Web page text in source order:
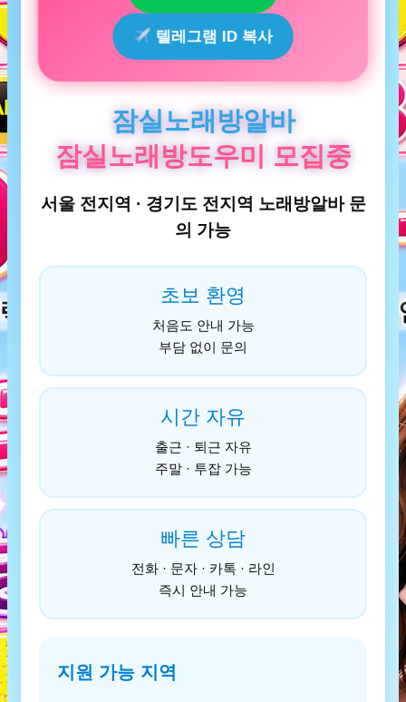
텔레그램 ID 복사
잠실노래방알바
잠실노래방도우미 모집중
서울 전지역 · 경기도 전지역 노래방알바 문
의 가능
초보 환영
처음도 안내 가능
부담 없이 문의
시간 자유
출근 · 퇴근 자유
주말 · 투잡 가능
빠른 상담
전화 · 문자 · 카톡 · 라인
즉시 안내 가능
지원 가능 지역